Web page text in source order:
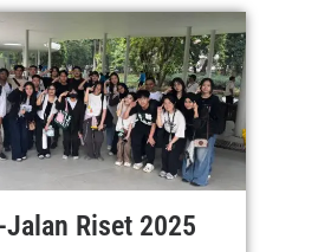
Riset 2025